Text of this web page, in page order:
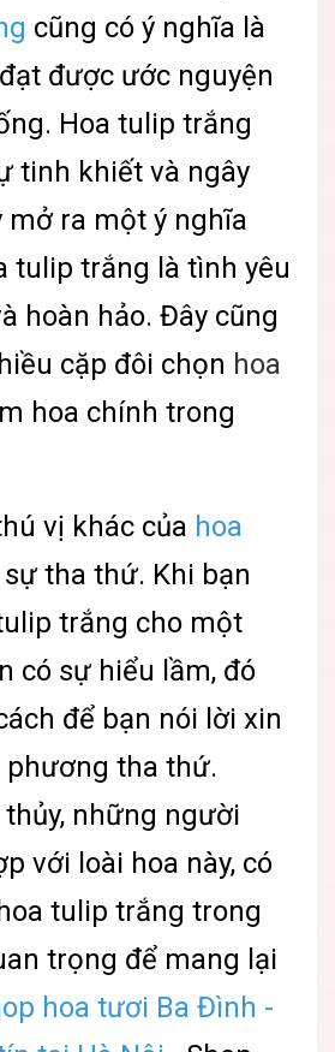
cũng có ý nghĩa là
được ước nguyện
Hoa tulip trắng
tinh khiết và ngây
mở ra một ý nghĩa
tulip trắng là tình yêu
hoàn hảo. Đây cũng
cặp đôi chọn hoa
hoa chính trong
vị khác của hoa
sự tha thứ. Khi bạn
trắng cho một
có sự hiểu lầm, đó
để bạn nói lời xin
phương tha thứ.
những người
với loài hoa này, có
tulip trắng trong
trọng để mang lại
hoa tươi Ba Đình -